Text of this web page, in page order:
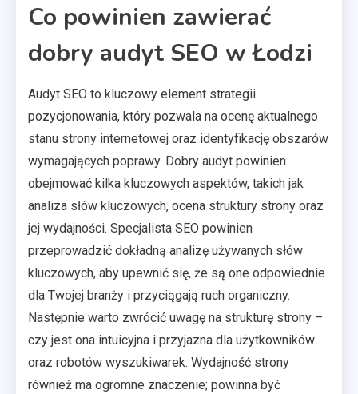
Co powinien zawierać
dobry audyt SEO w Łodzi
Audyt SEO to kluczowy element strategii
pozycjonowania, który pozwala na ocenę aktualnego
stanu strony internetowej oraz identyfikację obszarów
wymagających poprawy. Dobry audyt powinien
obejmować kilka kluczowych aspektów, takich jak
analiza słów kluczowych, ocena struktury strony oraz
jej wydajności. Specjalista SEO powinien
przeprowadzić dokładną analizę używanych słów
kluczowych, aby upewnić się, że są one odpowiednie
dla Twojej branży i przyciągają ruch organiczny.
Następnie warto zwrócić uwagę na strukturę strony –
czy jest ona intuicyjna i przyjazna dla użytkowników
oraz robotów wyszukiwarek. Wydajność strony
również ma ogromne znaczenie; powinna być